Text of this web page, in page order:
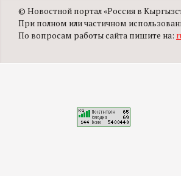
© Новостной портал «Россия в
При полном или частичном
По вопросам работы сайта пишите на: